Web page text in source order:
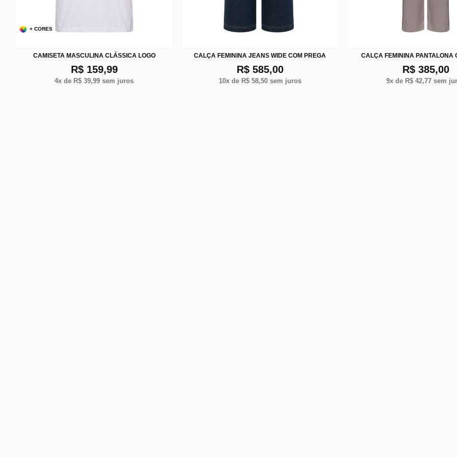
+ CORES
CAMISETA MASCULINA CLÁSSICA LOGO
R$ 159,99
4x de R$ 39,99 sem juros
M G XG XXG
CALÇA FEMININA JEANS WIDE COM PREGA
R$ 585,00
10x de R$ 58,50sem juros
38 40 42 44
CALÇA FEMININA PANTALONA
R$ 385,00
9x de R$ 42,77 sem
P M G